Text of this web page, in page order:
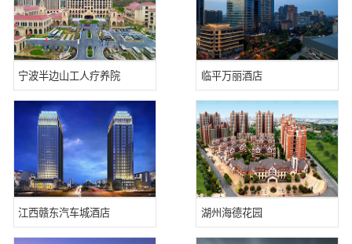
宁波半边山工人疗养院 临平万丽酒店
江西赣东汽车城酒店 湖州海德花园